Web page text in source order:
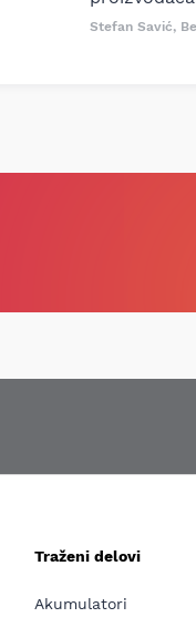
Stefan Savić,
Traženi delovi
Akumulatori